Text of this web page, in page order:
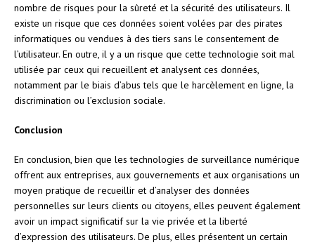
nombre de risques pour la sûreté et la sécurité des utilisateurs. Il
existe un risque que ces données soient volées par des pirates
informatiques ou vendues à des tiers sans le consentement de
l’utilisateur. En outre, il y a un risque que cette technologie soit mal
utilisée par ceux qui recueillent et analysent ces données,
notamment par le biais d’abus tels que le harcèlement en ligne, la
discrimination ou l’exclusion sociale.
Conclusion
En conclusion, bien que les technologies de surveillance numérique
offrent aux entreprises, aux gouvernements et aux organisations un
moyen pratique de recueillir et d’analyser des données
personnelles sur leurs clients ou citoyens, elles peuvent également
avoir un impact significatif sur la vie privée et la liberté
d’expression des utilisateurs. De plus, elles présentent un certain